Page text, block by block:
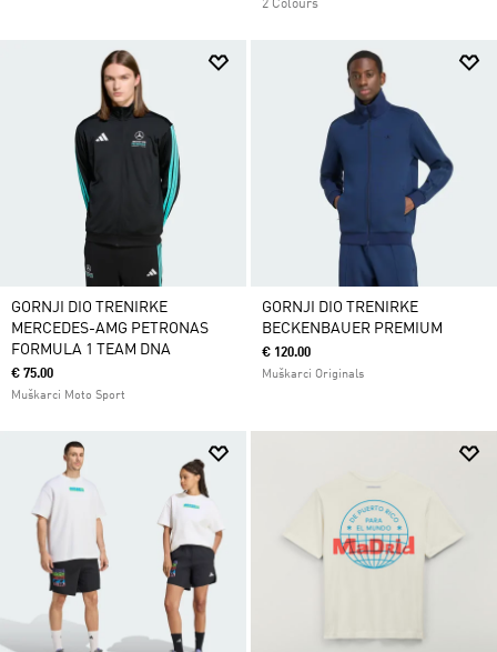
2 Colours
GORNJI DIO TRENIRKE
MERCEDES-AMG PETRONAS
FORMULA 1 TEAM DNA
€ 75.00
Muškarci Moto Sport
GORNJI DIO TRENIRKE
BECKENBAUER PREMIUM
€ 120.00
Muškarci Originals